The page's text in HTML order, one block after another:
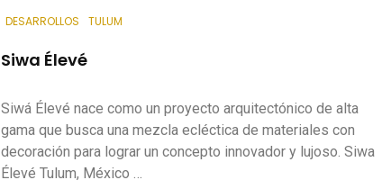
DESARROLLOS TULUM
Siwa Élevé
Siwá Élevé nace como un proyecto arquitectónico de alta
gama que busca una mezcla ecléctica de materiales con
decoración para lograr un concepto innovador y lujoso. Siwa
Élevé Tulum, México …